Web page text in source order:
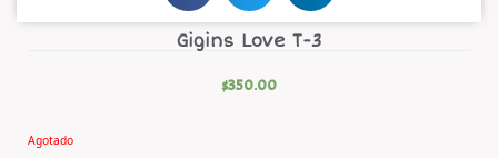
Gigins Love T-3
$350.00
Agotado